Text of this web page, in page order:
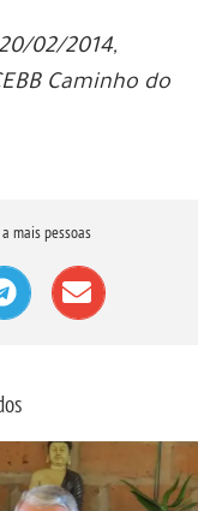
02/2014,
Caminho do
mais pessoas